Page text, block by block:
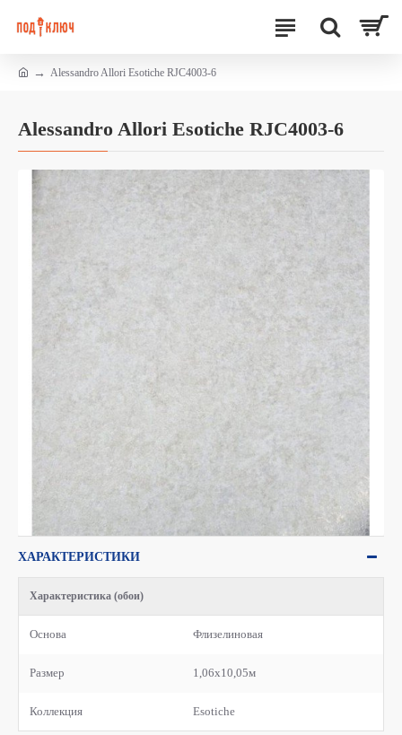
Alessandro Allori Esotiche RJC4003-6
Alessandro Allori Esotiche RJC4003-6
ХАРАКТЕРИСТИКИ
Характеристика (обои)
Основа Флизелиновая
Размер 1,06x10,05м
Коллекция Esotiche